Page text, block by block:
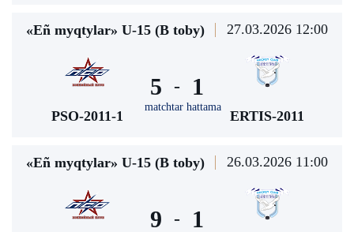
«Eñ myqtylar» U-15 (В toby) 27.03.2026 12:00
PSO-2011-1
5 -
matchtar hattama
1
ERTIS-2011
«Eñ myqtylar» U-15 (В toby) 26.03.2026 11:00
9 - 1